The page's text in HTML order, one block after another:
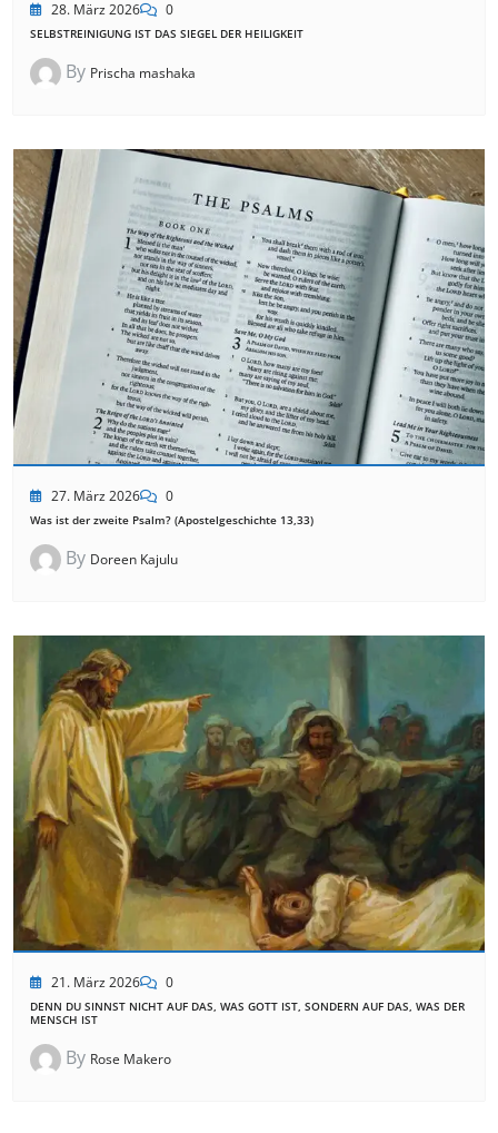
28. März 2026 0
SELBSTREINIGUNG IST DAS SIEGEL DER HEILIGKEIT
By Prischa mashaka
27. März 2026 0
Was ist der zweite Psalm? (Apostelgeschichte 13,33)
By Doreen Kajulu
21. März 2026 0
DENN DU SINNST NICHT AUF DAS, WAS GOTT IST, SONDERN AUF DAS, WAS DER
MENSCH IST
By Rose Makero